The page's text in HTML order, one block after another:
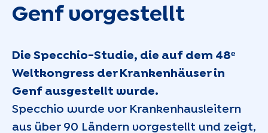
Genf vorgestellt
Die Specchio-Studie, die auf dem 48ᵉ
Weltkongress der Krankenhäuser in
Genf ausgestellt wurde.
Specchio wurde vor Krankenhausleitern
aus über 90 Ländern vorgestellt und zeigt,